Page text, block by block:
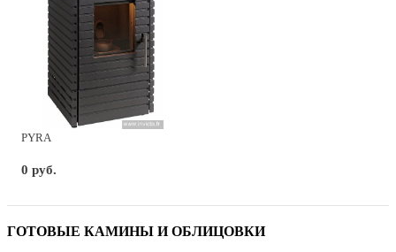
PYRA
0 руб.
ГОТОВЫЕ КАМИНЫ И ОБЛИЦОВКИ